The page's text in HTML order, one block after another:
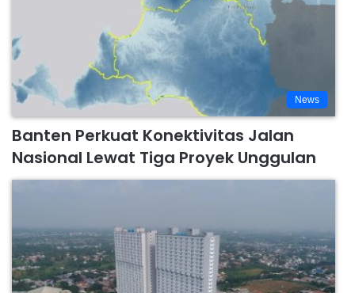
News
Banten Perkuat Konektivitas Jalan
Nasional Lewat Tiga Proyek Unggulan